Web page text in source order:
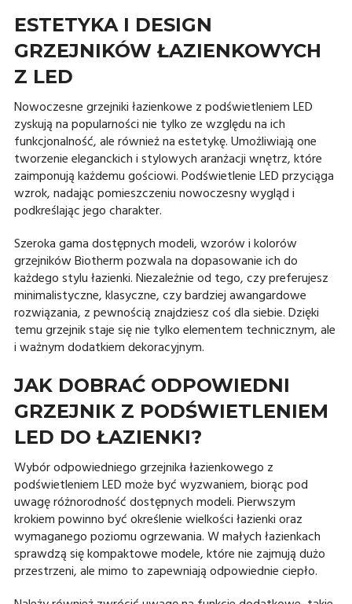
ESTETYKA I DESIGN
GRZEJNIKÓW ŁAZIENKOWYCH
Z LED
Nowoczesne grzejniki łazienkowe z podświetleniem LED
zyskują na popularności nie tylko ze względu na ich
funkcjonalność, ale również na estetykę. Umożliwiają one
tworzenie eleganckich i stylowych aranżacji wnętrz, które
zaimponują każdemu gościowi. Podświetlenie LED przyciąga
wzrok, nadając pomieszczeniu nowoczesny wygląd i
podkreślając jego charakter.
Szeroka gama dostępnych modeli, wzorów i kolorów
grzejników Biotherm pozwala na dopasowanie ich do
każdego stylu łazienki. Niezależnie od tego, czy preferujesz
minimalistyczne, klasyczne, czy bardziej awangardowe
rozwiązania, z pewnością znajdziesz coś dla siebie. Dzięki
temu grzejnik staje się nie tylko elementem technicznym, ale
i ważnym dodatkiem dekoracyjnym.
JAK DOBRAĆ ODPOWIEDNI
GRZEJNIK Z PODŚWIETLENIEM
LED DO ŁAZIENKI?
Wybór odpowiedniego grzejnika łazienkowego z
podświetleniem LED może być wyzwaniem, biorąc pod
uwagę różnorodność dostępnych modeli. Pierwszym
krokiem powinno być określenie wielkości łazienki oraz
wymaganego poziomu ogrzewania. W małych łazienkach
sprawdzą się kompaktowe modele, które nie zajmują dużo
przestrzeni, ale mimo to zapewniają odpowiednie ciepło.